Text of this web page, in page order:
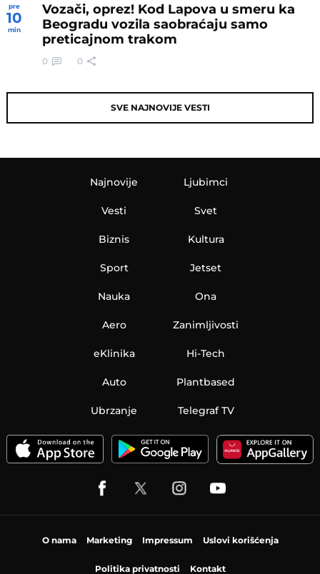
pre
10
min
Vozači, oprez! Kod Lapova u smeru ka
Beogradu vozila saobraćaju samo
preticajnom trakom
0 0
SVE NAJNOVIJE VESTI
Najnovije
Vesti
Biznis
Sport
Nauka
Aero
Ljubimci
Svet
Kultura
Jetset
Ona
Zanimljivosti
eKlinika Hi-Tech
Auto Plantbased
Ubrzanje Telegraf TV
O nama Marketing Impressum Uslovi korišćenja
Politika privatnosti Kontakt